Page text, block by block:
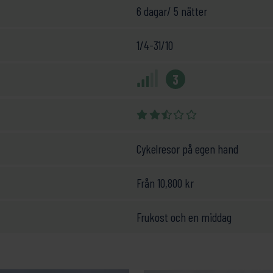
och den
fulla av
1066 till
6 dagar/ 5 nätter
1/4-31/10
3
Cykelresor på egen hand
Från 10,800 kr
Frukost och en middag